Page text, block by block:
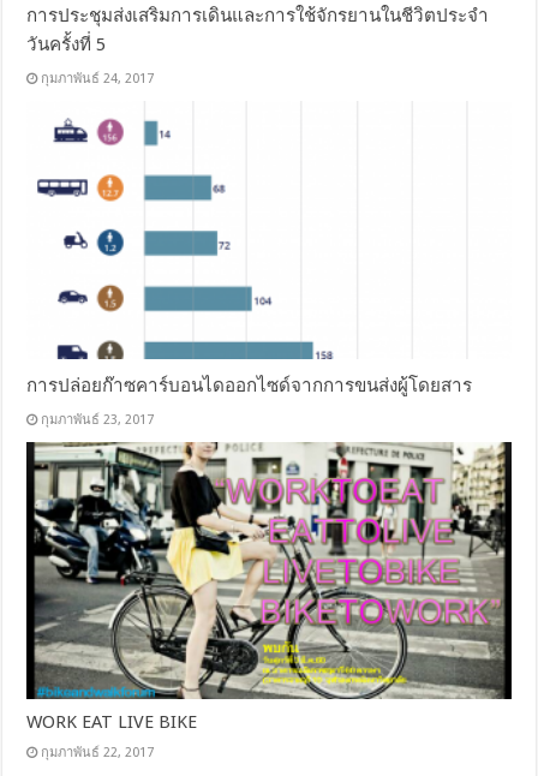
การประชุมส่งเสริมการเดินและการใช้จักรยานในชีวิตประจำ
วันครั้งที่ 5
กุมภาพันธ์ 24, 2017
การปล่อยก๊าซคาร์บอนไดออกไซด์จากการขนส่งผู้โดยสาร
กุมภาพันธ์ 23, 2017
WORK EAT LIVE BIKE
กุมภาพันธ์ 22, 2017